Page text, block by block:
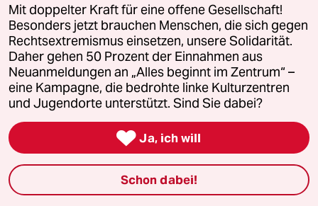
Zusätzlich digitale Ausgabe inkl. Vorlesefunktion
Jetzt bestellen
10 Kommentare Älteste
einloggen
Mit doppelter Kraft für eine offene Gesellschaft!
Besonders jetzt brauchen Menschen, die sich gegen
Rechtsextremismus einsetzen, unsere Solidarität.
Daher gehen 50 Prozent der Einnahmen aus
Neuanmeldungen an „Alles beginnt im Zentrum“ –
eine Kampagne, die bedrohte linke Kulturzentren
und Jugendorte unterstützt. Sind Sie dabei?
 Ja, ich will
Schon dabei!